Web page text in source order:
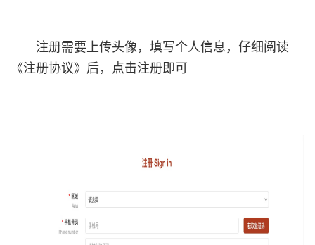
注册需要上传头像，填写个人信息，仔细阅读
《注册协议》后，点击注册即可